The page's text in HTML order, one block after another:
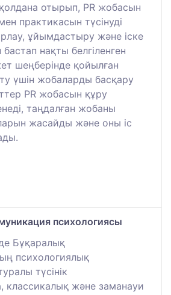
отырып, PR жобасын
практикасын түсінуді
ұйымдастыру және іске
нақты белгіленген
шеңберінде қойылған
үшін жобаларды басқару
PR жобасын құру
таңдалған жобаны
жасайды және оны іс
психологиясы
Бұқаралық
психологиялық
түсінік
классикалық және заманауи